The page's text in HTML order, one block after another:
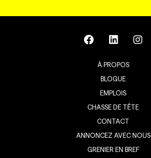
À PROPOS
BLOGUE
EMPLOIS
CHASSE DE TÊTE
CONTACT
ANNONCEZ AVEC NOUS
GRENIER EN BREF